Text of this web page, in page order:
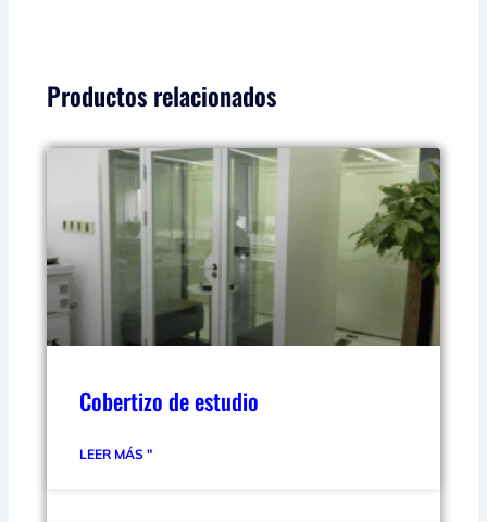
Productos relacionados
Cobertizo de estudio
LEER MÁS "